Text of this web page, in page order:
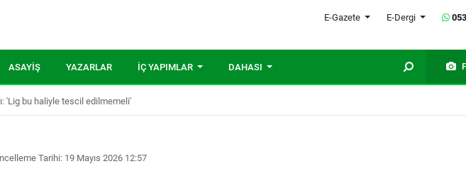
E-Gazete E-Dergi
ASAYIŞ YAZARLAR İÇ YAPIMLAR DAHASI
'Lig bu haliyle tescil edilmemeli'
Tarihi: 19 Mayıs 2026 12:57